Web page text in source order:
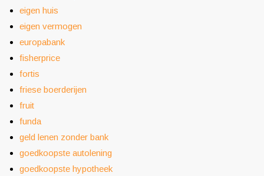
eigen huis
eigen vermogen
europabank
fisherprice
fortis
friese boerderijen
fruit
funda
geld lenen zonder bank
goedkoopste autolening
goedkoopste hypotheek